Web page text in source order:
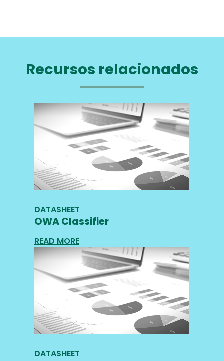
Recursos relacionados
DATASHEET
OWA Classifier
READ MORE
DATASHEET